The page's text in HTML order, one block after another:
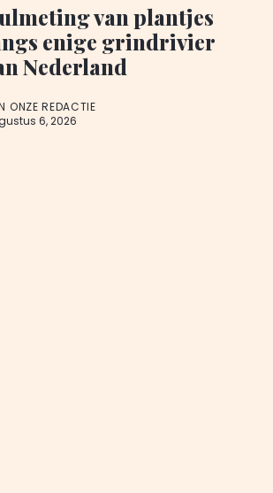
van plantjes
enige grindrivier
Nederland
ONZE REDACTIE
6, 2026